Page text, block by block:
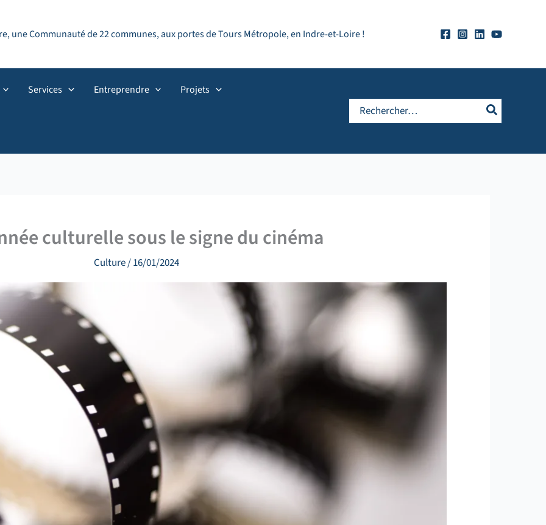
une Communauté de 22 communes, aux portes de Tours Métropole, en Indre-et-Loire !
Services Entreprendre Projets
Rechercher:
culturelle sous le signe du cinéma
Culture/16/01/2024